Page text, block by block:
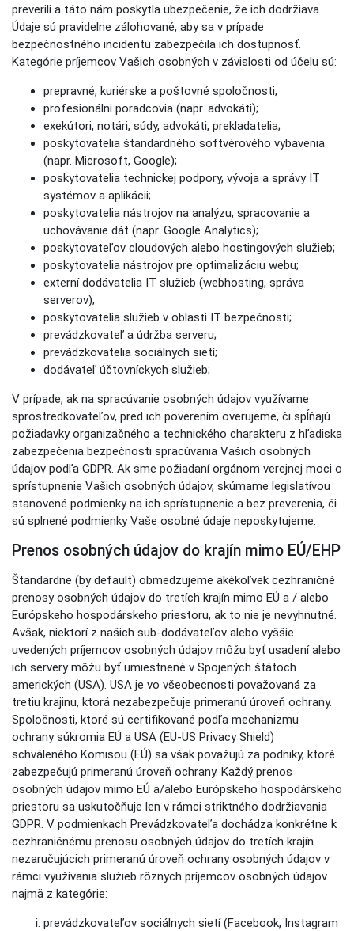
preverili a táto nám poskytla ubezpečenie, že ich dodržiava.
Údaje sú pravidelne zálohované, aby sa v prípade
bezpečnostného incidentu zabezpečila ich dostupnosť.
Kategórie príjemcov Vašich osobných v závislosti od účelu sú:
prepravné, kuriérske a poštovné spoločnosti;
profesionálni poradcovia (napr. advokáti);
exekútori, notári, súdy, advokáti, prekladatelia;
poskytovatelia štandardného softvérového vybavenia
(napr. Microsoft, Google);
poskytovatelia technickej podpory, vývoja a správy IT
systémov a aplikácii;
poskytovatelia nástrojov na analýzu, spracovanie a
uchovávanie dát (napr. Google Analytics);
poskytovateľov cloudových alebo hostingových služieb;
poskytovatelia nástrojov pre optimalizáciu webu;
externí dodávatelia IT služieb (webhosting, správa
serverov);
poskytovatelia služieb v oblasti IT bezpečnosti;
prevádzkovateľ a údržba serveru;
prevádzkovatelia sociálnych sietí;
dodávateľ účtovníckych služieb;
V prípade, ak na spracúvanie osobných údajov využívame
sprostredkovateľov, pred ich poverením overujeme, či spĺňajú
požiadavky organizačného a technického charakteru z hľadiska
zabezpečenia bezpečnosti spracúvania Vašich osobných
údajov podľa GDPR. Ak sme požiadaní orgánom verejnej moci o
sprístupnenie Vašich osobných údajov, skúmame legislatívou
stanovené podmienky na ich sprístupnenie a bez preverenia, či
sú splnené podmienky Vaše osobné údaje neposkytujeme.
Prenos osobných údajov do krajín mimo EÚ/EHP
Štandardne (by default) obmedzujeme akékoľvek cezhraničné
prenosy osobných údajov do tretích krajín mimo EÚ a / alebo
Európskeho hospodárskeho priestoru, ak to nie je nevyhnutné.
Avšak, niektorí z našich sub-dodávateľov alebo vyššie
uvedených príjemcov osobných údajov môžu byť usadení alebo
ich servery môžu byť umiestnené v Spojených štátoch
amerických (USA). USA je vo všeobecnosti považovaná za
tretiu krajinu, ktorá nezabezpečuje primeranú úroveň ochrany.
Spoločnosti, ktoré sú certifikované podľa mechanizmu
ochrany súkromia EÚ a USA (EU-US Privacy Shield)
schváleného Komisou (EÚ) sa však považujú za podniky, ktoré
zabezpečujú primeranú úroveň ochrany. Každý prenos
osobných údajov mimo EÚ a/alebo Európskeho hospodárskeho
priestoru sa uskutočňuje len v rámci striktného dodržiavania
GDPR. V podmienkach Prevádzkovateľa dochádza konkrétne k
cezhraničnému prenosu osobných údajov do tretích krajín
nezaručujúcich primeranú úroveň ochrany osobných údajov v
rámci využívania služieb rôznych príjemcov osobných údajov
najmä z kategórie:
prevádzkovateľov sociálnych sietí (Facebook, Instagram